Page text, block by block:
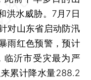
洪水威胁。7月7日
对山东省启动防汛
雨红色预警，预计
临沂市受灾最为严
累计降水量288.2